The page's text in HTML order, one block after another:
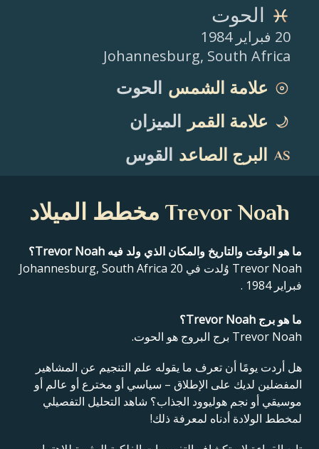
الحوت
20 فبراير 1984
Johannesburg, South Africa
علامة الشمس
الحوت
علامة القمر
الميزان
البرج الصاعد
القوس
Trevor Noah مخطط الميلاد
ما هو الوقت والتاريخ والمكان الذي ولد فيه Trevor Noah؟
Trevor Noah وُلدت في Johannesburg, South Africa 20
فبراير 1984 .
ما هو برج Trevor Noah؟
Trevor Noah برج البروج هو الحوت.
هل أردت يومًا أن تعرف ما يقوله علم التنجيم عن المشاهير
المفضلين لديك على الإطلاق – سياسي أو مخترع أو عالم أو
موسيقي أو نجم هوليوود الجذاب؟ شاهد التحليل التفصيلي
لمخطط الولادة أدناه لمعرفة ذلك!